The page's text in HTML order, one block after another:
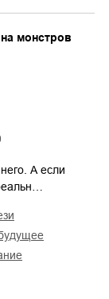
монстров
А если
будущее